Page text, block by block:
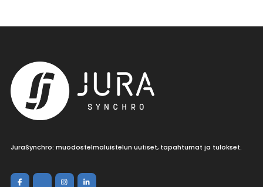
JuraSynchro: muodostelmaluistelun uutiset, tapahtumat ja tulokset.